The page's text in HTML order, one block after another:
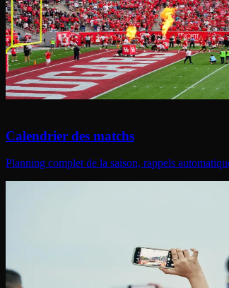
Calendrier des matchs
Planning complet de la saison, rappels